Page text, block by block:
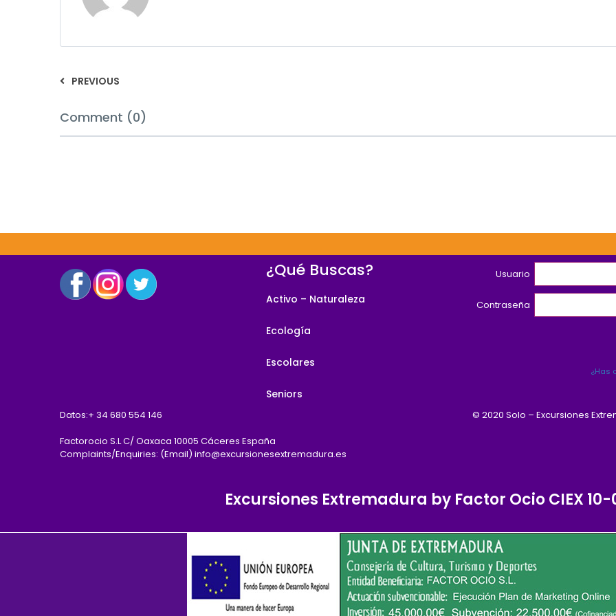
PREVIOUS
Comment (0)
¿Qué Buscas?
Activo – Naturaleza
Ecología
Escolares
Seniors
Usuario
Contraseña
¿Has
Datos:+ 34 680 554 146
Factorocio S.L C/ Oaxaca 10005 Cáceres España
Complaints/Enquiries: (Email) info@excursionesextremadura.es
© 2020 Solo – Excursiones
Excursiones Extremadura by Factor Ocio CIEX